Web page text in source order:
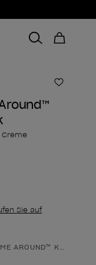
Zur
Creme
Sie auf
AROUND™